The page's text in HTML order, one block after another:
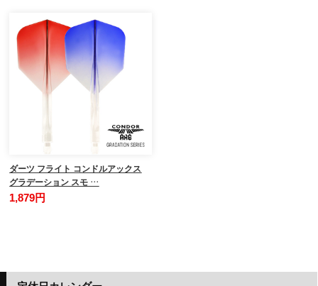
ダーツ フライト コンドルアックス
グラデーション スモ …
1,879円